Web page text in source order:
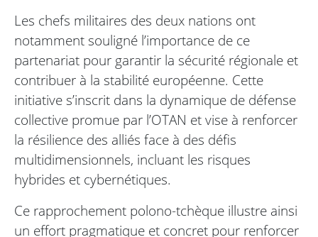
Les chefs militaires des deux nations ont
notamment souligné l’importance de ce
partenariat pour garantir la sécurité régionale et
contribuer à la stabilité européenne. Cette
initiative s’inscrit dans la dynamique de défense
collective promue par l’OTAN et vise à renforcer
la résilience des alliés face à des défis
multidimensionnels, incluant les risques
hybrides et cybernétiques.
Ce rapprochement polono-tchèque illustre ainsi
un effort pragmatique et concret pour renforcer